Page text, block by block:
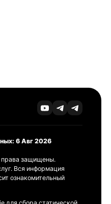
6 Авг 2026
защищены.
Вся информация
ознакомительный